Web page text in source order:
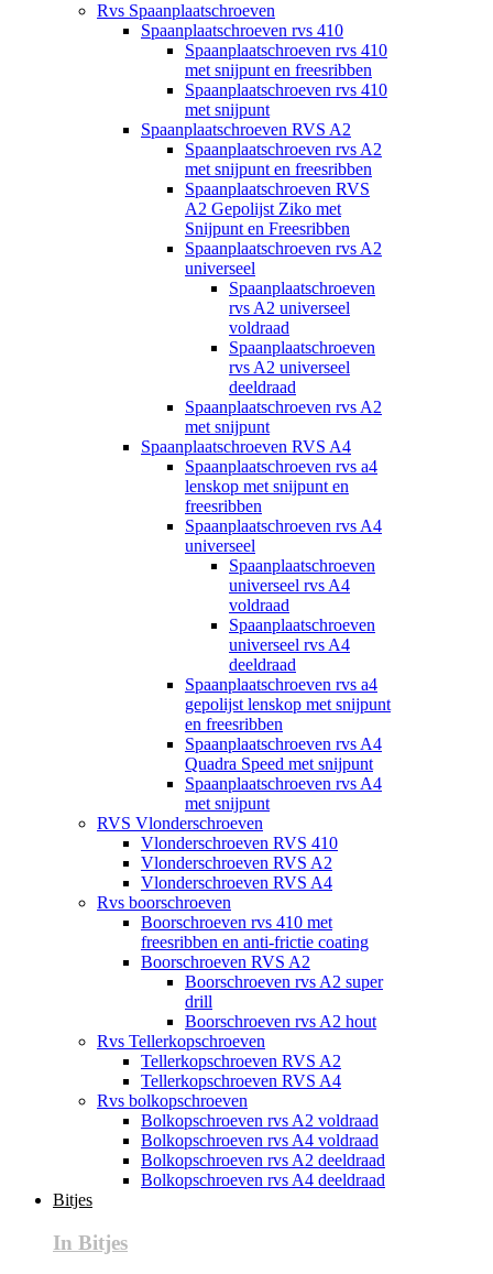
Rvs Spaanplaatschroeven
Spaanplaatschroeven rvs 410
Spaanplaatschroeven rvs 410
met snijpunt en freesribben
Spaanplaatschroeven rvs 410
met snijpunt
Spaanplaatschroeven RVS A2
Spaanplaatschroeven rvs A2
met snijpunt en freesribben
Spaanplaatschroeven RVS
A2 Gepolijst Ziko met
Snijpunt en Freesribben
Spaanplaatschroeven rvs A2
universeel
Spaanplaatschroeven
rvs A2 universeel
voldraad
Spaanplaatschroeven
rvs A2 universeel
deeldraad
Spaanplaatschroeven rvs A2
met snijpunt
Spaanplaatschroeven RVS A4
Spaanplaatschroeven rvs a4
lenskop met snijpunt en
freesribben
Spaanplaatschroeven rvs A4
universeel
Spaanplaatschroeven
universeel rvs A4
voldraad
Spaanplaatschroeven
universeel rvs A4
deeldraad
Spaanplaatschroeven rvs a4
gepolijst lenskop met snijpunt
en freesribben
Spaanplaatschroeven rvs A4
Quadra Speed met snijpunt
Spaanplaatschroeven rvs A4
met snijpunt
RVS Vlonderschroeven
Vlonderschroeven RVS 410
Vlonderschroeven RVS A2
Vlonderschroeven RVS A4
Rvs boorschroeven
Boorschroeven rvs 410 met
freesribben en anti-frictie coating
Boorschroeven RVS A2
Boorschroeven rvs A2 super
drill
Boorschroeven rvs A2 hout
Rvs Tellerkopschroeven
Tellerkopschroeven RVS A2
Tellerkopschroeven RVS A4
Rvs bolkopschroeven
Bolkopschroeven rvs A2 voldraad
Bolkopschroeven rvs A4 voldraad
Bolkopschroeven rvs A2 deeldraad
Bolkopschroeven rvs A4 deeldraad
Bitjes
In Bitjes